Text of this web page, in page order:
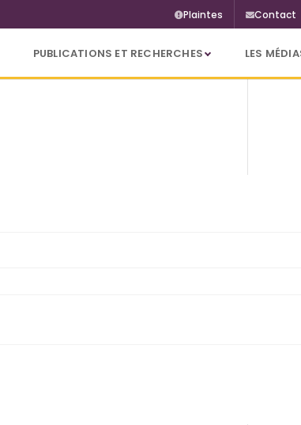
Plaintes Contact
PUBLICATIONS ET RECHERCHES LES